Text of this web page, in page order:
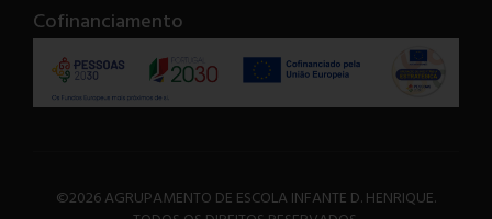
Cofinanciamento
©2026 AGRUPAMENTO DE ESCOLA INFANTE D. HENRIQUE.